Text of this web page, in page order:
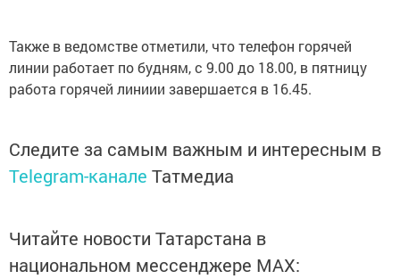
Также в ведомстве отметили, что телефон горячей
линии работает по будням, с 9.00 до 18.00, в пятницу
работа горячей линиии завершается в 16.45.
Следите за самым важным и интересным в
Telegram-канале Татмедиа
Читайте новости Татарстана в
национальном мессенджере MАХ: